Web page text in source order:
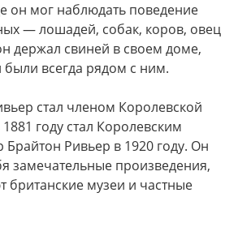
он мог наблюдать поведение
— лошадей, собак, коров, овец
держал свиней в своем доме,
всегда рядом с ним.
стал членом Королевской
году стал Королевским
Ривьер в 1920 году. Он
замечательные произведения,
британские музеи и частные